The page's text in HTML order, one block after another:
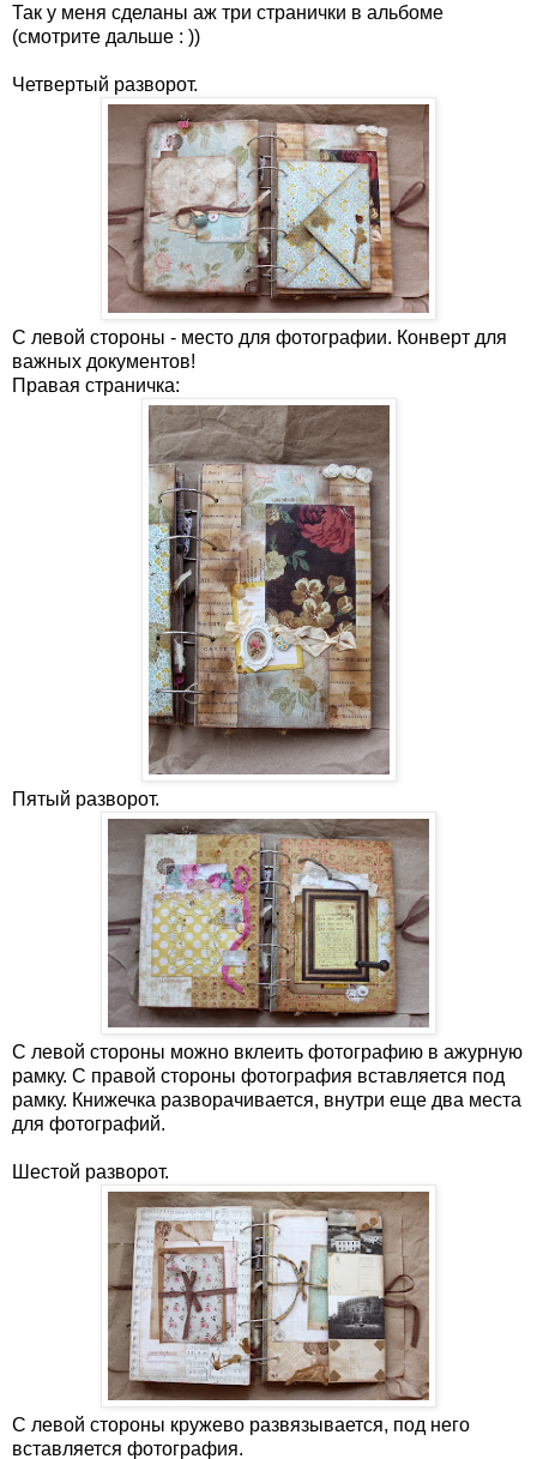
Так у меня сделаны аж три странички в альбоме
(смотрите дальше : ))
Четвертый разворот.
С левой стороны - место для фотографии. Конверт для
важных документов!
Правая страничка:
Пятый разворот.
С левой стороны можно вклеить фотографию в ажурную
рамку. С правой стороны фотография вставляется под
рамку. Книжечка разворачивается, внутри еще два места
для фотографий.
Шестой разворот.
С левой стороны кружево развязывается, под него
вставляется фотография.